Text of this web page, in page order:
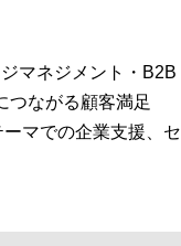
マネジメント・B2B
つながる顧客満足
マでの企業支援、セ